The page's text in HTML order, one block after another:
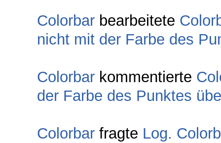
Colorbar bearbeitete
nicht mit der Farbe des
Colorbar kommentierte
der Farbe des Punktes
Colorbar fragte Log.